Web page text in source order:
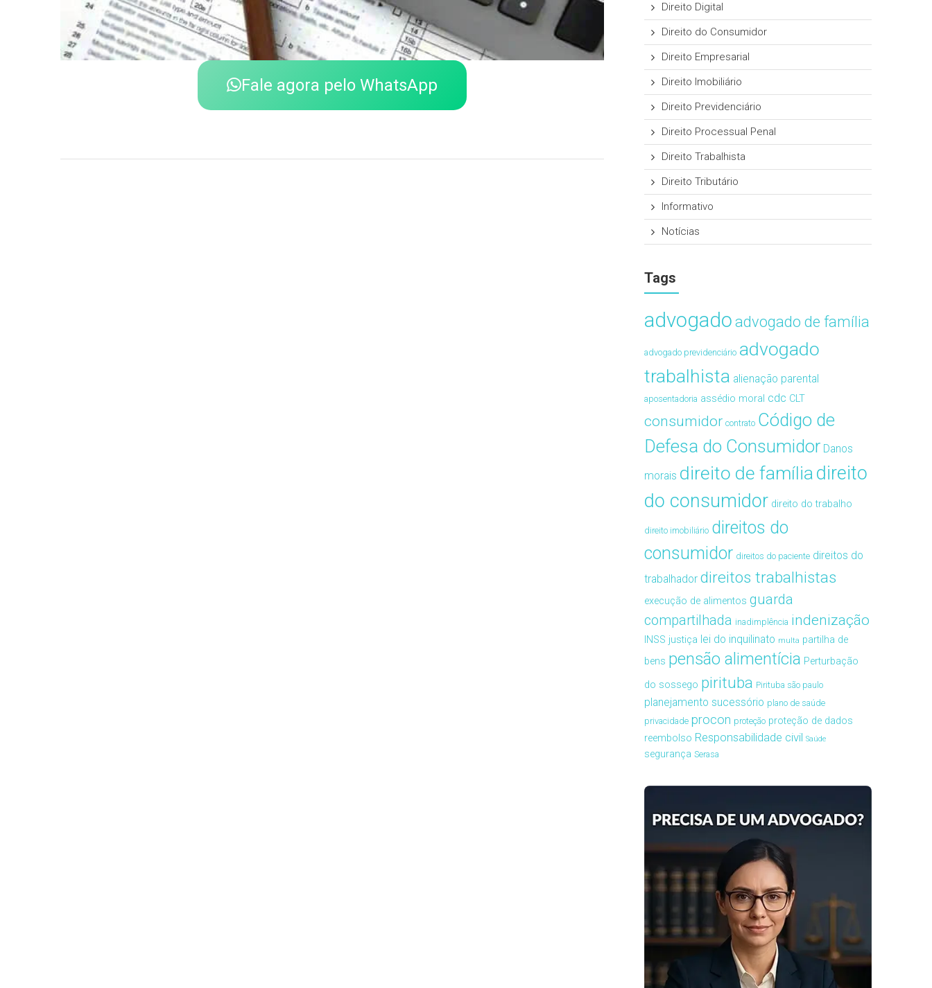
Fale agora pelo WhatsApp
Direito Digital
Direito do Consumidor
Direito Empresarial
Direito Imobiliário
Direito Previdenciário
Direito Processual Penal
Direito Trabalhista
Direito Tributário
Informativo
Notícias
Tags
advogado advogado de família
advogado previdenciário advogado
trabalhista alienação parental
aposentadoria assédio moral cdc CLT
consumidor contrato Código de
Defesa do Consumidor Danos
morais direito de famíliadireito
do consumidor direito do trabalho
direito imobiliário direitos do
consumidor direitos do paciente direitos do
trabalhador direitos trabalhistas
execução de alimentos guarda
compartilhada inadimplência indenização
INSS justiça lei do inquilinato multa partilha de
bens pensão alimentícia Perturbação
do sossego pirituba Pirituba são paulo
planejamento sucessório plano de saúde
privacidade procon proteção proteção de dados
reembolso Responsabilidade civil Saúde
segurança Serasa